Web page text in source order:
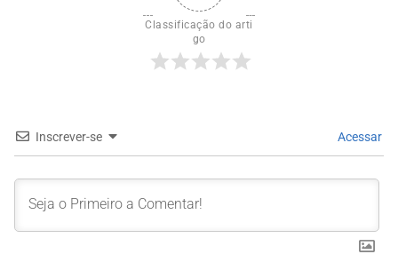
Classificação do arti
go
Inscrever-se Acessar